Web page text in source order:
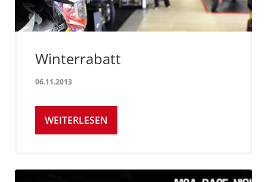
Winterrabatt
06.11.2013
WEITERLESEN